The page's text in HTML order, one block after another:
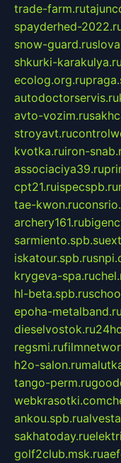
trade-farm.ru
spayderhed-
snow-guard.ru
shkurki-karakulya.ru
ecolog.org.ru
autodoctorservis.ru
avto-vozim.ru
stroyavt.ru
kvotka.ruiron-
associaciya39.ru
cpt21.ruispecspb.ru
tae-kwon.ru
archery161.ru
sarmiento.spb.su
iskatour.spb.ru
krygeva-spa.ru
hl-beta.spb.ru
epoha-metalband.ru
dieselvostok.ru
regsmi.ru
h2o-salon.ru
tango-perm.ru
webkrasotki.com
ankou.spb.ru
sakhatoday.ru
golf2club.msk.ru